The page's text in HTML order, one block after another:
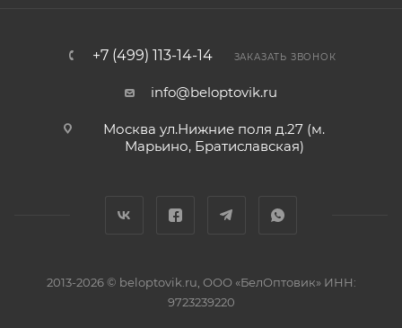
+7 (499) 113-14-14 ЗАКАЗАТЬ ЗВОНОК
info@beloptovik.ru
Москва ул.Нижние поля д.27 (м.
Марьино, Братиславская)
2013-2026 © beloptovik.ru, ООО «БелОптовик» ИНН:
9723239220